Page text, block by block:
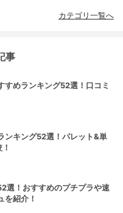
カテゴリ一覧へ
事
すめランキング52選！口コミ
ンキング52選！パレット&単
選！おすすめのプチプラや速
を紹介！